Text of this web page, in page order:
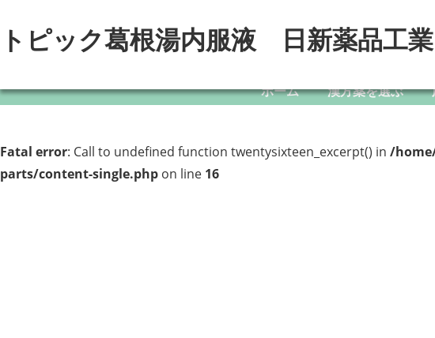
ホーム 漢方薬を選ぶ
トピック葛根湯内服液 日新薬品工業
Fatal error: Call to undefined function twentysixteen_excerpt() in /
parts/content-single.php on line 16